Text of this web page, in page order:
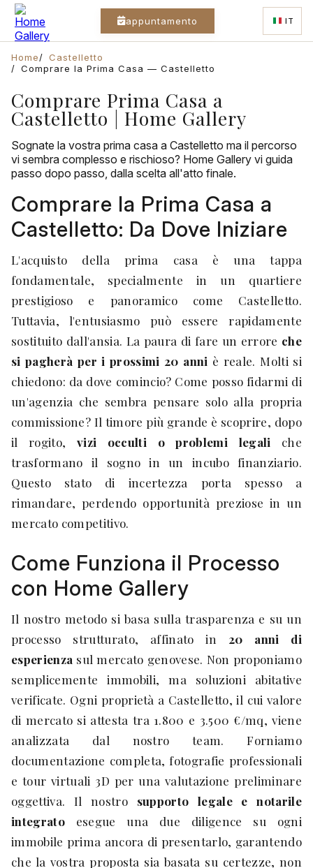
appuntamento IT
Home
Castelletto
Comprare la Prima Casa — Castelletto
Comprare Prima Casa a
Castelletto | Home Gallery
Sognate la vostra prima casa a Castelletto ma il percorso
vi sembra complesso e rischioso? Home Gallery vi guida
passo dopo passo, dalla scelta all'atto finale.
Comprare la Prima Casa a
Castelletto: Da Dove Iniziare
L'acquisto della prima casa è una tappa
fondamentale, specialmente in un quartiere
prestigioso e panoramico come Castelletto.
Tuttavia, l'entusiasmo può essere rapidamente
sostituito dall'ansia. La paura di fare un errore che
si pagherà per i prossimi 20 anni è reale. Molti si
chiedono: da dove comincio? Come posso fidarmi di
un'agenzia che sembra pensare solo alla propria
commissione? Il timore più grande è scoprire, dopo
il rogito, vizi occulti o problemi legali che
trasformano il sogno in un incubo finanziario.
Questo stato di incertezza porta spesso a
rimandare, perdendo opportunità preziose in un
mercato competitivo.
Come Funziona il Processo
con Home Gallery
Il nostro metodo si basa sulla trasparenza e su un
processo strutturato, affinato in 20 anni di
esperienza sul mercato genovese. Non proponiamo
semplicemente immobili, ma soluzioni abitative
verificate. Ogni proprietà a Castelletto, il cui valore
di mercato si attesta tra 1.800 e 3.500 €/mq, viene
analizzata dal nostro team. Forniamo
documentazione completa, fotografie professionali
e tour virtuali 3D per una valutazione preliminare
oggettiva. Il nostro supporto legale e notarile
integratoesegue una due diligence su ogni
immobile prima ancora di presentarlo, garantendo
che la vostra proposta sia basata su certezze, non